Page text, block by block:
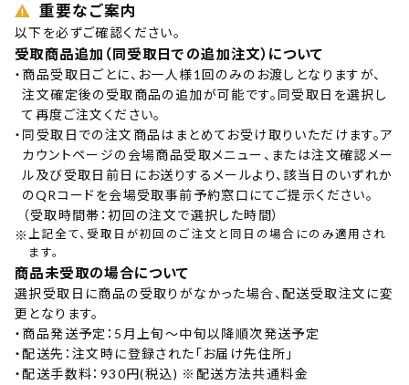
重要なご案内
以下を必ずご確認ください。
受取商品追加（同受取日での追加注文）について
・ 商品受取日ごとに、お一人様1回のみのお渡しとなりますが、
注文確定後の受取商品の追加が可能です。同受取日を選択し
て再度ご注文ください。
・ 同受取日での注文商品はまとめてお受け取りいただけます。ア
カウントページの会場商品受取メニュー、または注文確認メー
ル及び受取日前日にお送りするメールより、該当日のいずれか
のQRコードを会場受取事前予約窓口にてご提示ください。
（受取時間帯：初回の注文で選択した時間）
※上記全て、受取日が初回のご注文と同日の場合にのみ適用され
ます。
商品未受取の場合について
選択受取日に商品の受取りがなかった場合、配送受取注文に変
更となります。
・ 商品発送予定：5月上旬〜中旬以降順次発送予定
・配送先：注文時に登録された「お届け先住所」
・配送手数料：930円(税込) ※配送方法共通料金